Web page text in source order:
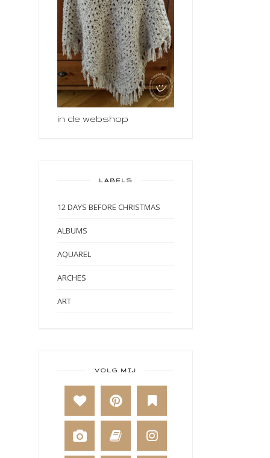
in de webshop
LABELS
12 DAYS BEFORE CHRISTMAS
ALBUMS
AQUAREL
ARCHES
ART
BAKKEN
BEESTENBOEL
BOEKEN
VOLG MIJ